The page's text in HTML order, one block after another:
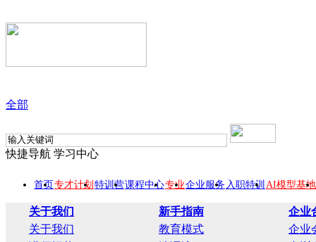
全部
快捷导航 学习中心
首页专才计划 特训营课程中心专业企业服务 入职特训 AI模型基地
关于我们 新手指南
企业
关于我们
教育模式
企业